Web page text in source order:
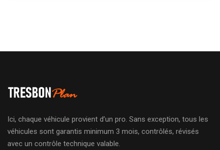
Ici, chaque véhicule provient d’un pro. Sans exception, tous les
véhicules sont garantis minimum 3 mois, contrôlés, révisés
avec un contrôle technique valable.